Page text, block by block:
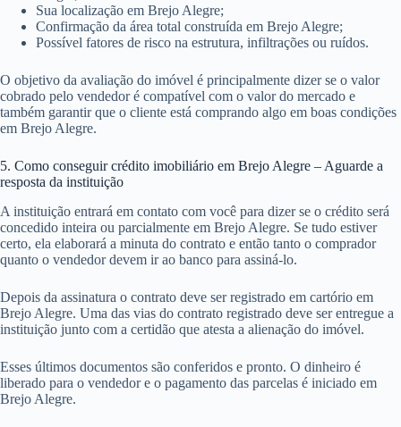
Sua localização em Brejo Alegre;
Confirmação da área total construída em Brejo Alegre;
Possível fatores de risco na estrutura, infiltrações ou ruídos.
O objetivo da avaliação do imóvel é principalmente dizer se o valor
cobrado pelo vendedor é compatível com o valor do mercado e
também garantir que o cliente está comprando algo em boas condições
em Brejo Alegre.
5. Como conseguir crédito imobiliário em Brejo Alegre – Aguarde a
resposta da instituição
A instituição entrará em contato com você para dizer se o crédito será
concedido inteira ou parcialmente em Brejo Alegre. Se tudo estiver
certo, ela elaborará a minuta do contrato e então tanto o comprador
quanto o vendedor devem ir ao banco para assiná-lo.
Depois da assinatura o contrato deve ser registrado em cartório em
Brejo Alegre. Uma das vias do contrato registrado deve ser entregue a
instituição junto com a certidão que atesta a alienação do imóvel.
Esses últimos documentos são conferidos e pronto. O dinheiro é
liberado para o vendedor e o pagamento das parcelas é iniciado em
Brejo Alegre.